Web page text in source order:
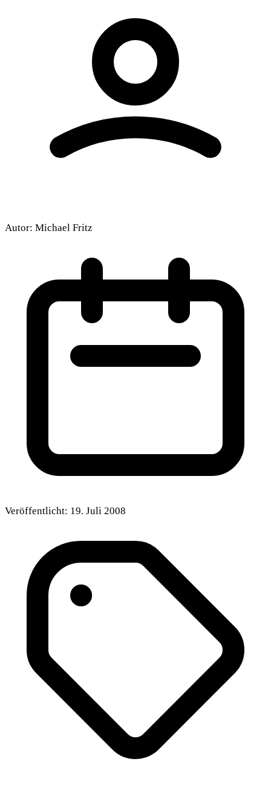
Autor: Michael Fritz
Veröffentlicht: 19. Juli 2008